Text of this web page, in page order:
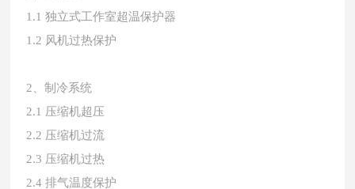
1.1 独立式工作室超温保护器
1.2 风机过热保护
2、制冷系统
2.1 压缩机超压
2.2 压缩机过流
2.3 压缩机过热
2.4 排气温度保护